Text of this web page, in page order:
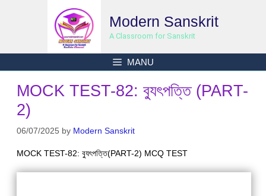
Modern Sanskrit
A Classroom for Sanskrit
MANU
MOCK TEST-82: ব‍্যুৎপত্তি (PART-
2)
06/07/2025 by Modern Sanskrit
MOCK TEST-82: ব‍্যুৎপত্তি(PART-2) MCQ TEST